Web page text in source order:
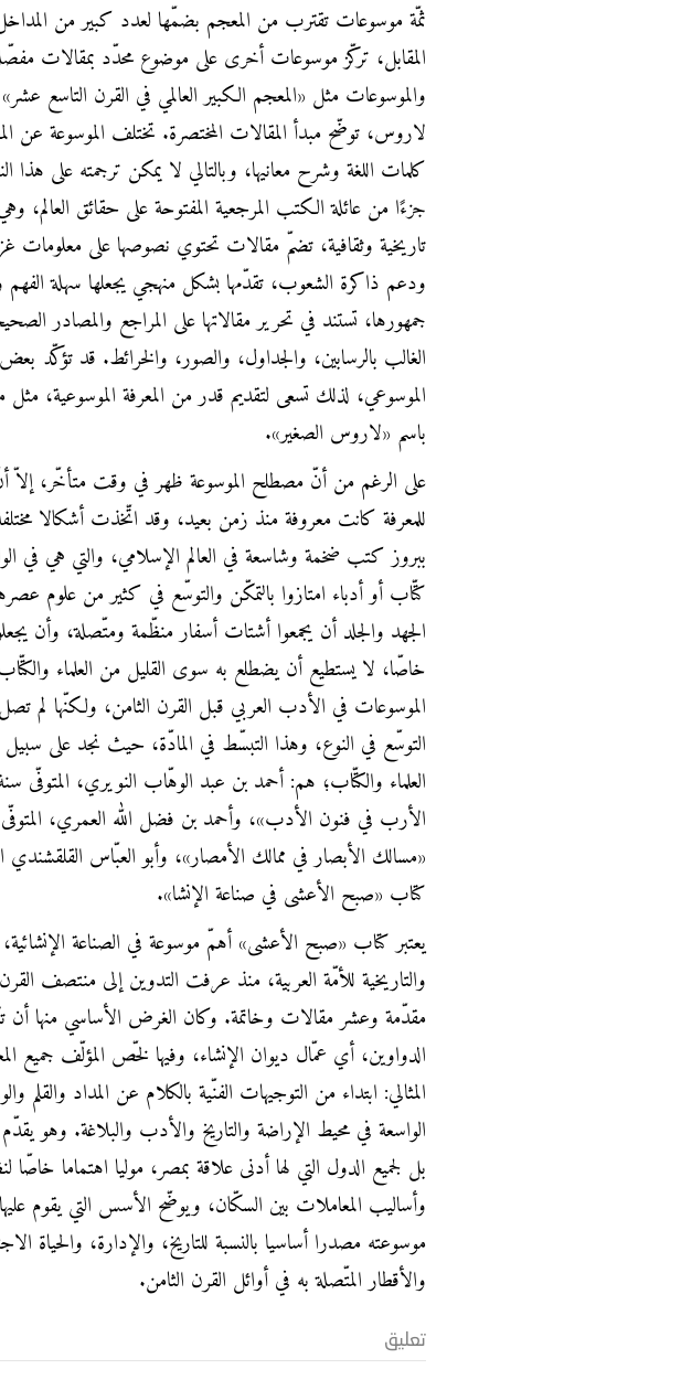
ثمّة موسوعات تقترب من المعجم بضمّها لعدد كبير من
المقابل، تركّز موسوعات أخرى على موضوع محدّد بمقالات
لاروس، توضّح مبدأ المقالات المختصرة. تختلف الموسوعة عن
كلمات اللغة وشرح معانيها، وبالتالي لا يمكن ترجمته على هذا
جزءًا من عائلة الكتب المرجعية المفتوحة على حقائق العالم،
تاريخية وثقافية، تضمّ مقالات تحتوي نصوصها على معلومات
ودعم ذاكرة الشعوب، تقدّمها بشكل منهجي يجعلها سهلة
جمهورها، تستند في تحرير مقالاتها على المراجع والمصادر
الغالب بالرسابين، والجداول، والصور، والخرائط. قد تؤكّد
الموسوعي، لذلك تسعى لتقديم قدر من المعرفة الموسوعية، مثل
باسم «لاروس الصغير».
على الرغم من أنّ مصطلح الموسوعة ظهر في وقت متأخّر،
للمعرفة كانت معروفة منذ زمن بعيد، وقد اتّخذت أشكالا
ببروز كتب ضخمة وشاسعة في العالم الإسلامي، والتي هي في
كتّاب أو أدباء امتازوا بالتمكّن والتوسّع في كثير من علوم
الجهد والجلد أن يجمعوا أشتات أسفار منظّمة ومتّصلة، وأن
خاصّا، لا يستطيع أن يضطلع به سوى القليل من العلماء
الموسوعات في الأدب العربي قبل القرن الثامن، ولكنّها لم
التوسّع في النوع، وهذا التبسّط في المادّة، حيث نجد على
كتاب «صبح الأعشى في صناعة الإنشا».
يعتبر كتاب «صبح الأعشى» أهمّ موسوعة في الصناعة
والتاريخية للأمّة العربية، منذ عرفت التدوين إلى منتصف
مقدّمة وعشر مقالات وخاتمة. وكان الغرض الأساسي منها
الدواوين، أي عمّال ديوان الإنشاء، وفيها لخّص المؤلّف جميع
المثالي: ابتداء من التوجيهات الفنّية بالكلام عن المداد والقلم
الواسعة في محيط الإراضة والتاريخ والأدب والبلاغة. وهو
بل لجميع الدول التي لها أدنى علاقة بمصر، موليا اهتماما خاصّا
وأساليب المعاملات بين السكّان، ويوضّح الأسس التي يقوم
موسوعته مصدرا أساسيا بالنسبة للتاريخ، والإدارة، والحياة
والأقطار المتّصلة به في أوائل القرن الثامن.
تعليق